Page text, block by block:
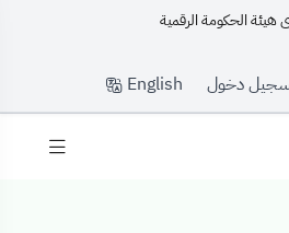
الحكومة الرقمية
دخول English